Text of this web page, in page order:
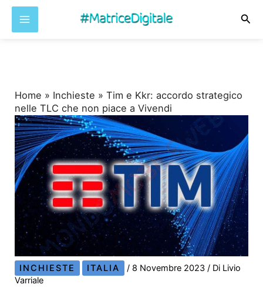
Home » Inchieste »Tim e Kkr: accordo strategico
nelle TLC che non piace a Vivendi
INCHIESTE ITALIA / 8 Novembre 2023/ Di Livio
Varriale